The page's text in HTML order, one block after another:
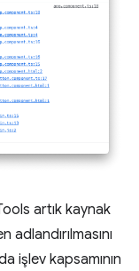
artık kaynak
işlev kapsamının